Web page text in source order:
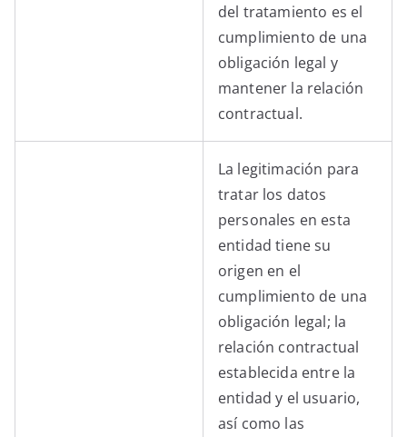
del tratamiento es el
cumplimiento de una
obligación legal y
mantener la relación
contractual.
La legitimación para
tratar los datos
personales en esta
entidad tiene su
origen en el
cumplimiento de una
obligación legal; la
relación contractual
establecida entre la
entidad y el usuario,
así como las